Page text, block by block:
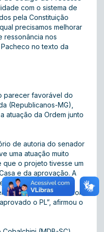
com o sistema de
pela Constituição
precisamos melhorar
ressonância nos
no texto da
parecer favorável do
(Republicanos-MG),
atuação da Ordem junto
de autoria do senador
uma atuação muito
que o projeto tivesse um
e da aprovação. A
eu queria fazer esse
pela maneira com
o PL”, afirmou o